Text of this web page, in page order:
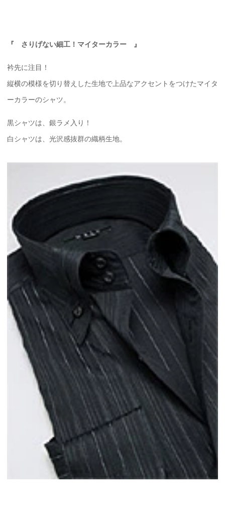
『 さりげない細工！マイターカラー 』
衿先に注目！
縦横の模様を切り替えした生地で上品なアクセントをつけたマイタ
ーカラーのシャツ。
黒シャツは、銀ラメ入り！
白シャツは、光沢感抜群の織柄生地。